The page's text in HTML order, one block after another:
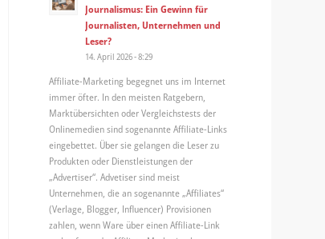
Journalismus: Ein Gewinn für
Journalisten, Unternehmen und
Leser?
14. April 2026 - 8:29
Affiliate-Marketing begegnet uns im Internet
immer öfter. In den meisten Ratgebern,
Marktübersichten oder Vergleichstests der
Onlinemedien sind sogenannte Affiliate-Links
eingebettet. Über sie gelangen die Leser zu
Produkten oder Dienstleistungen der
„Advertiser“. Advetiser sind meist
Unternehmen, die an sogenannte „Affiliates“
(Verlage, Blogger, Influencer) Provisionen
zahlen, wenn Ware über einen Affiliate-Link